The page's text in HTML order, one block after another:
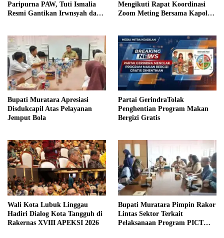
Paripurna PAW, Tuti Ismalia
Resmi Gantikan Irwnsyah dari
Mengikuti Rapat Koordinasi
Zoom Meting Bersama Kapolres
Bupati Muratara Apresiasi
Disdukcapil Atas Pelayanan
Jemput Bola
Partai GerindraTolak
Penghentian Program Makan
Bergizi Gratis
Wali Kota Lubuk Linggau
Hadiri Dialog Kota Tangguh di
Rakernas XVIII APEKSI 2026
Bupati Muratara Pimpin Rakor
Lintas Sektor Terkait
Pelaksanaan Program PICT